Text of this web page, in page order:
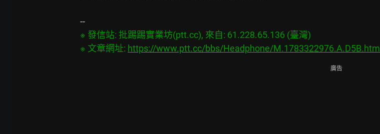
※ 發信站: 批踢踢實業坊(ptt.cc), 來自: 61.228.65.136 (臺灣)
※ 文章網址: https://www.ptt.cc/bbs/Headphone/M.1783322976.A.D5B.html
廣告